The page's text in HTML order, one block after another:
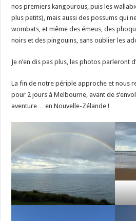
nos premiers kangourous, puis les
plus petits), mais aussi des possums qui
wombats, et même des émeus, des
noirs et des pingouins, sans oublier les
Je n’en dis pas plus, les photos parleront
La fin de notre périple approche et nous
pour 2 jours à Melbourne, avant de
aventure… en Nouvelle-Zélande !